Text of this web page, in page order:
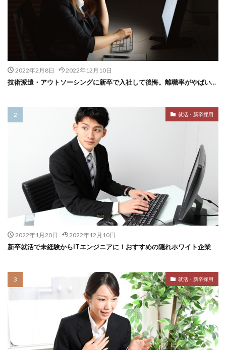
2022年2月8日 2022年12月10日
技術派遣・アウトソーシングに新卒で入社して後悔。離職率がやばい…
就活・新卒採用
2022年1月20日 2022年12月10日
新卒就活で未経験からITエンジニアに！おすすめの隠れホワイト企業
就活・新卒採用